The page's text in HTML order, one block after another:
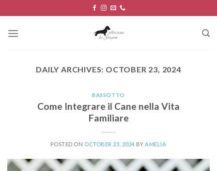
to
content
DAILY ARCHIVES: OCTOBER 23, 2024
BASSOTTO
Come Integrare il Cane nella Vita
Familiare
POSTED ON OCTOBER 23, 2024 BY AMELIA